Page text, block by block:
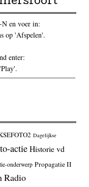
en voer in:
op 'Afspelen'.
enter:
Dagelijkse
actieHistorie vd
onderwerp Propagatie II
Radio